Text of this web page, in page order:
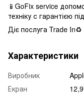
📱GoFix service
техніку с гарантією
Діє
Характеристики
Виробник
Екран